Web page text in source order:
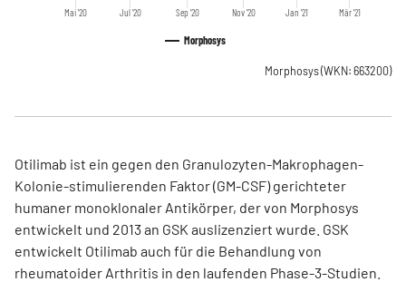
Morphosys
Mai '20 Jul '20 Sep '20 Nov '20 Jan '21 Mär '21
Morphosys(WKN: 663200)
Otilimab ist ein gegen den Granulozyten-Makrophagen-
Kolonie-stimulierenden Faktor (GM-CSF) gerichteter
humaner monoklonaler Antikörper, der von Morphosys
entwickelt und 2013 an GSK auslizenziert wurde. GSK
entwickelt Otilimab auch für die Behandlung von
rheumatoider Arthritis in den laufenden Phase-3-Studien.